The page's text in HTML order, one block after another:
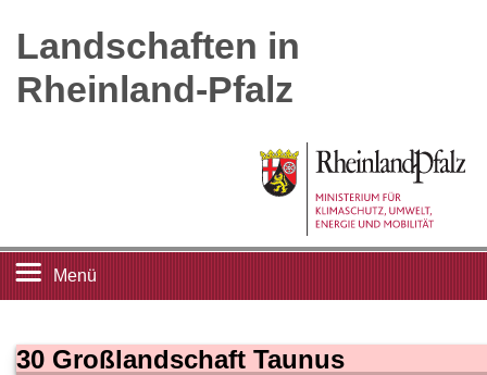
Landschaften in
Rheinland-Pfalz
Menü
30 Großlandschaft Taunus